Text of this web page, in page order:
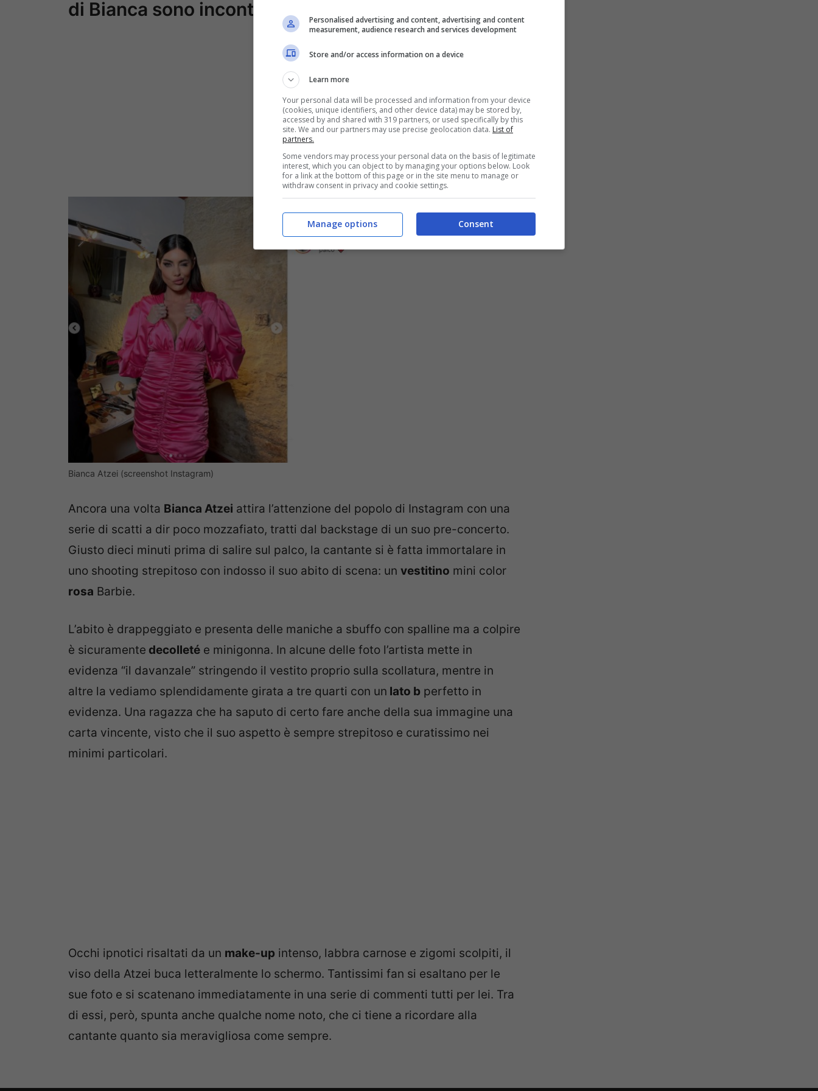
di Bianca sono incontenibili
Bianca Atzei (screenshot Instagram)
Ancora una volta Bianca Atzei attira l’attenzione del popolo di Instagram con una
serie di scatti a dir poco mozzafiato, tratti dal backstage di un suo pre-concerto.
Giusto dieci minuti prima di salire sul palco, la cantante si è fatta immortalare in
uno shooting strepitoso con indosso il suo abito di scena: un vestitino mini color
rosa Barbie.
L’abito è drappeggiato e presenta delle maniche a sbuffo con spalline ma a colpire
è sicuramente decolleté e minigonna. In alcune delle foto l’artista mette in
evidenza “il davanzale” stringendo il vestito proprio sulla scollatura, mentre in
altre la vediamo splendidamente girata a tre quarti con un lato b perfetto in
evidenza. Una ragazza che ha saputo di certo fare anche della sua immagine una
carta vincente, visto che il suo aspetto è sempre strepitoso e curatissimo nei
minimi particolari.
Occhi ipnotici risaltati da un make-up intenso, labbra carnose e zigomi scolpiti, il
viso della Atzei buca letteralmente lo schermo. Tantissimi fan si esaltano per le
sue foto e si scatenano immediatamente in una serie di commenti tutti per lei. Tra
di essi, però, spunta anche qualche nome noto, che ci tiene a ricordare alla
cantante quanto sia meravigliosa come sempre.
Personalised advertising and content, advertising and content
measurement, audience research and services development
Store and/or access information on a device
Learn more
Your personal data will be processed and information from your device
(cookies, unique identifiers, and other device data) may be stored by,
accessed by and shared with 319 partners, or used specifically by this
site. We and our partners may use precise geolocation data. List of
partners.
Some vendors may process your personal data on the basis of legitimate
interest, which you can object to by managing your options below. Look
for a link at the bottom of this page or in the site menu to manage or
withdraw consent in privacy and cookie settings.
Consent
Manage options